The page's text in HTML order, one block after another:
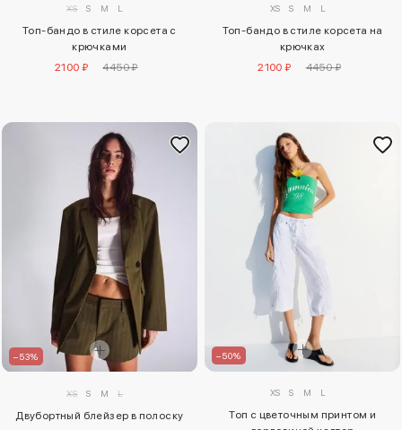
XS S M L
Топ-бандо в стиле корсета с
крючками
2100 ₽
4450 ₽
XS S M L
Топ-бандо в стиле корсета на
крючках
2100 ₽
4450 ₽
–53%
XS S M L
Двубортный блейзер в полоску
–50%
XS S M L
Топ с цветочным принтом и